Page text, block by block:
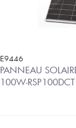
E9446
PANNEAU
100W-RSP100DCT